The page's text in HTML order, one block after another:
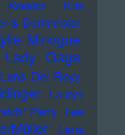
Kreator
Kris
& Dorfmeister
Minogue
Lady Gaga
Lana Del Reyy
Lauryn
Perry Lee
Müller
Lena